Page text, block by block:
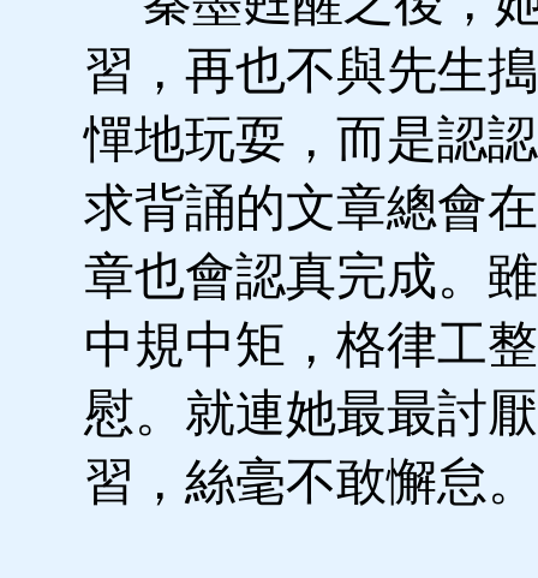
習，再也不與先生
憚地玩耍，而是認
求背誦的文章總會
章也會認真完成。
中規中矩，格律工
慰。就連她最最討
習，絲毫不敢懈怠。